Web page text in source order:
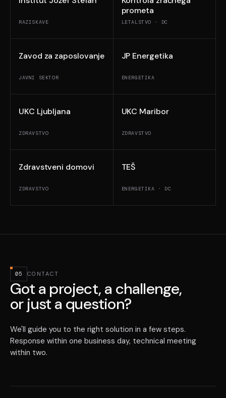
RAZISKAVE
prometa
LETALSTVO · DC
Zavod za zaposlovanje
JAVNI SEKTOR
JP Energetika
ENERGETIKA
UKC Ljubljana
ZDRAVSTVO
UKC Maribor
ZDRAVSTVO
Zdravstveni domovi
ZDRAVSTVO
TEŠ
ENERGETIKA · DC
05 CONTACT
Got a project, a challenge,
or just a question?
We'll guide you to the right solution in a few steps.
Response within one business day, technical meeting
within two.